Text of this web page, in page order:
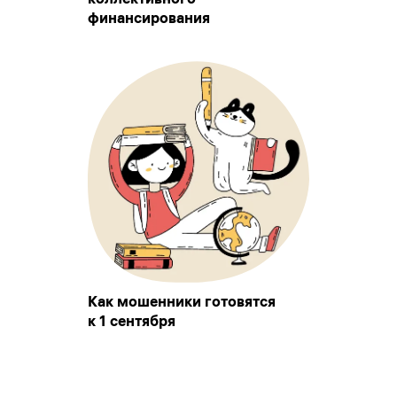
финансирования
Как мошенники готовятся
к 1 сентября